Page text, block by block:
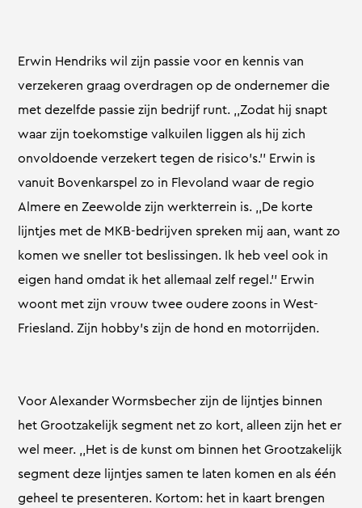
Erwin Hendriks wil zijn passie voor en kennis van
verzekeren graag overdragen op de ondernemer die
met dezelfde passie zijn bedrijf runt. ,,Zodat hij snapt
waar zijn toekomstige valkuilen liggen als hij zich
onvoldoende verzekert tegen de risico’s.’’ Erwin is
vanuit Bovenkarspel zo in Flevoland waar de regio
Almere en Zeewolde zijn werkterrein is. ,,De korte
lijntjes met de MKB-bedrijven spreken mij aan, want zo
komen we sneller tot beslissingen. Ik heb veel ook in
eigen hand omdat ik het allemaal zelf regel.’’ Erwin
woont met zijn vrouw twee oudere zoons in West-
Friesland. Zijn hobby’s zijn de hond en motorrijden.
Voor Alexander Wormsbecher zijn de lijntjes binnen
het Grootzakelijk segment net zo kort, alleen zijn het er
wel meer. ,,Het is de kunst om binnen het Grootzakelijk
segment deze lijntjes samen te laten komen en als één
geheel te presenteren. Kortom: het in kaart brengen